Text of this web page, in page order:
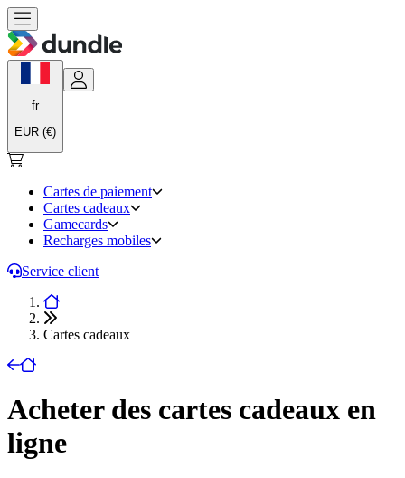
fr
EUR (€)
Cartes de paiement
Cartes cadeaux
Gamecards
Recharges mobiles
Service client
Cartes cadeaux
Acheter des cartes cadeaux en
ligne